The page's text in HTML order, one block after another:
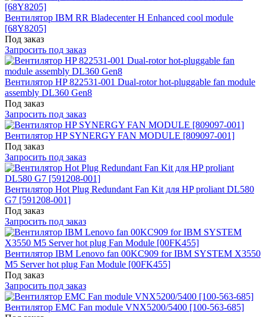
Вентилятор IBM RR Bladecenter H Enhanced cool module
[68Y8205]
Под заказ
Запросить под заказ
Вентилятор HP 822531-001 Dual-rotor hot-pluggable fan module
assembly DL360 Gen8
Под заказ
Запросить под заказ
Вентилятор HP SYNERGY FAN MODULE [809097-001]
Под заказ
Запросить под заказ
Вентилятор Hot Plug Redundant Fan Kit для HP proliant DL580
G7 [591208-001]
Под заказ
Запросить под заказ
Вентилятор IBM Lenovo fan 00KC909 for IBM SYSTEM X3550
M5 Server hot plug Fan Module [00FK455]
Под заказ
Запросить под заказ
Вентилятор EMC Fan module VNX5200/5400 [100-563-685]